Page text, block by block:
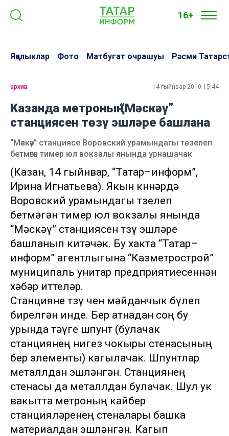
16+
Яңалыклар Фото Матбугат очрашуы Рәсми
архив 14 гыйнвар 2010 15:44
Казанда метроның “Мәскәү”
станциясен төзү эшләре башлана
“Мәскәү” станциясе Воровский урамындагы төзелеп
бетмәгән тимер юл вокзалы янында урнашачак
(Казан, 14 гыйнвар, “Татар–информ”,
Ирина Игнатьева). Якын көннәрдә
Воровский урамындагы төзелеп
бетмәгән тимер юл вокзалы янында
“Мәскәү” станциясен төзү эшләре
башланып китәчәк. Бу хакта “Татар–
информ” агентлыгына “Казметрострой”
муниципаль унитар предприятиесеннән
хәбәр иттеләр.
Станцияне төзү өчен мәйданчык бүлеп
бирелгән инде. Бер атнадан соң бу
урында тәүге шпунт (булачак
станциянең нигез чокыры стенасының
бер элементы) кагылачак. Шпунтлар
металлдан эшләнгән. Станциянең
стенасы да металлдан булачак. Шул ук
вакытта метроның кайбер
станцияләренең стеналары башка
материалдан эшләнгән. Кагып